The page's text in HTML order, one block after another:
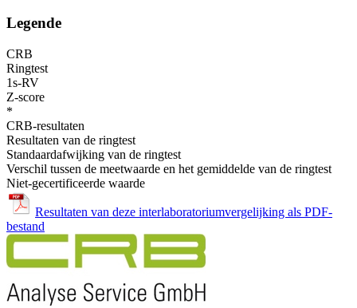
Legende
CRB
Ringtest
1s-RV
Z-score
*
CRB-resultaten
Resultaten van de ringtest
Standaardafwijking van de ringtest
Verschil tussen de meetwaarde en het gemiddelde van de ringtest
Niet-gecertificeerde waarde
Resultaten van deze interlaboratoriumvergelijking als PDF-
bestand